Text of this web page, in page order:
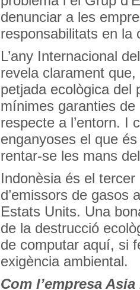
denunciar a les
responsabilitats en la
L’any Internacional
revela clarament
petjada ecològica del
mínimes garanties de
respecte a l’entorn. I
enganyoses el que
rentar-se les mans
Indonèsia és el
d’emissors de gasos
Estats Units. Una
de la destrucció
de computar aquí, si
exigència ambiental.
Com l’empresa